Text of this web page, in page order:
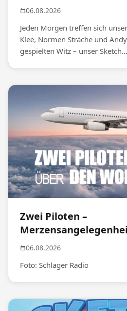
06.08.2026
Jeden Morgen treffen sich
Klee, Normen Sträche und
gespielten Witz – unser Sketch...
Zwei Piloten –
06.08.2026
Foto: Schlager Radio